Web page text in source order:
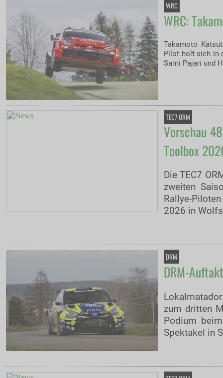
WRC
WRC:
Takamoto
Pilot holt sich in
Sami Pajari und
TEC7 ORM
Vorschau
Toolbox
Die TEC7
zweiten
Rallye-
2026 in
DRM
DRM-
zum dritten
Podium
Spektakel in